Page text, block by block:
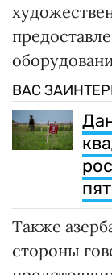
ВАС
Также
стороны